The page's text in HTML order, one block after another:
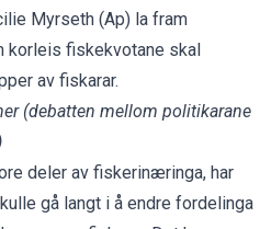
Myrseth (Ap) la fram
korleis fiskekvotane skal
av fiskarar.
(debatten mellom politikarane
deler av fiskerinæringa, har
gå langt i å endre fordelinga